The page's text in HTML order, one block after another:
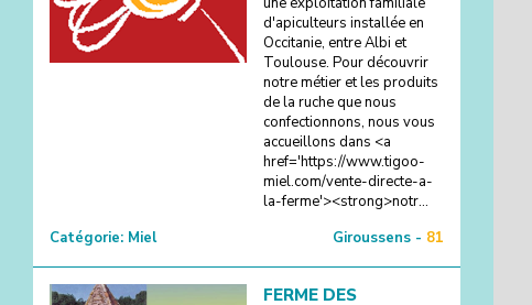
d'apiculteurs installée en
Occitanie, entre Albi et
Toulouse. Pour découvrir
notre métier et les produits
de la ruche que nous
confectionnons, nous vous
accueillons dans <a
href='https://www.tigoo-
miel.com/vente-directe-a-
la-ferme'><strong>notr...
Catégorie: Miel Giroussens - 81
FERME DES